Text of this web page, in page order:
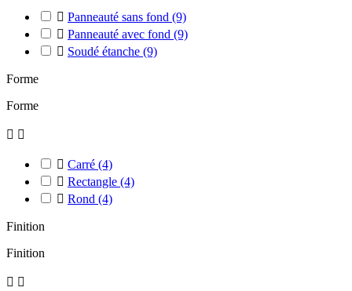
 Panneauté sans fond (9)
 Panneauté avec fond (9)
 Soudé étanche (9)
Forme
Forme
 
 Carré (4)
 Rectangle (4)
 Rond (4)
Finition
Finition
 